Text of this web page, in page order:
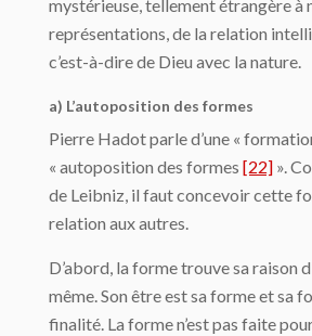
mystérieuse, tellement étrangère à
représentations, de la relation
c’est-à-dire de Dieu avec la nature.
a) L’autoposition des formes
Pierre Hadot parle d’une «
« autoposition des formes [22] ».
de Leibniz, il faut concevoir cette
relation aux autres.
D’abord, la forme trouve sa raison
même. Son être est sa forme et sa
finalité. La forme n’est pas faite